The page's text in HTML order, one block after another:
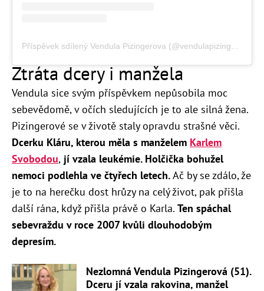
Ztráta dcery i manžela
Vendula sice svým příspěvkem nepůsobila moc
sebevědomě, v očích sledujících je to ale silná žena.
Pizingerové se v životě staly opravdu strašné věci.
Dcerku Kláru, kterou měla s manželem Karlem
Svobodou, jí vzala leukémie. Holčička bohužel
nemoci podlehla ve čtyřech letech.Ač by se zdálo, že
je to na herečku dost hrůzy na celý život, pak přišla
další rána, když přišla právě o Karla. Ten spáchal
sebevraždu v roce 2007 kvůli dlouhodobým
depresím.
Nezlomná Vendula Pizingerová (51).
Dceru jí vzala rakovina, manžel